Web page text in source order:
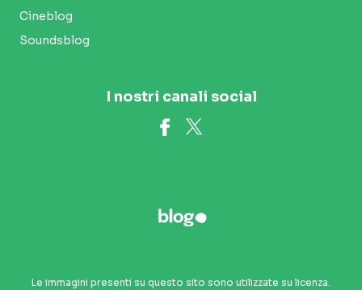
Cineblog
Soundsblog
I nostri canali social
Le immagini presenti su questo sito sono utilizzate su licenza.